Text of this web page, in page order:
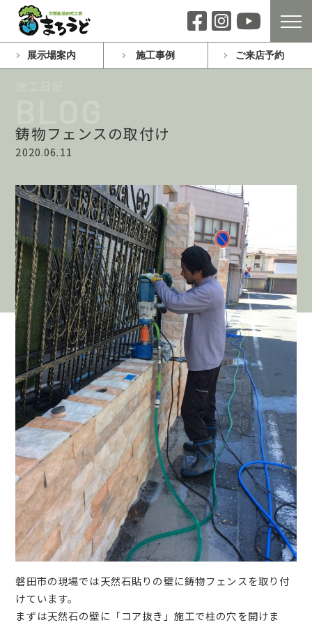
展示場案内 施工事例 ご来店予約
鋳物フェンスの取付け
2020.06.11
磐田市の現場では天然石貼りの壁に鋳物フェンスを取り付
けています。
まずは天然石の壁に「コア抜き」施工で柱の穴を開けま